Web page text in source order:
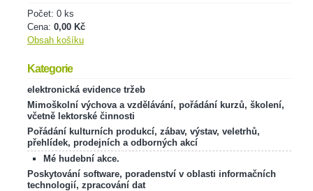
Počet: 0 ks
Cena: 0,00 Kč
Obsah košíku
Kategorie
elektronická evidence tržeb
Mimoškolní výchova a vzdělávání, pořádání kurzů, školení,
včetně lektorské činnosti
Pořádání kulturních produkcí, zábav, výstav, veletrhů,
přehlídek, prodejních a odborných akcí
Mé hudební akce.
Poskytování software, poradenství v oblasti informačních
technologií, zpracování dat